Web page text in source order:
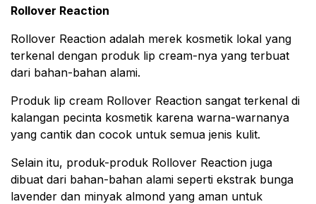
Rollover Reaction
Rollover Reaction adalah merek kosmetik lokal yang
terkenal dengan produk lip cream-nya yang terbuat
dari bahan-bahan alami.
Produk lip cream Rollover Reaction sangat terkenal di
kalangan pecinta kosmetik karena warna-warnanya
yang cantik dan cocok untuk semua jenis kulit.
Selain itu, produk-produk Rollover Reaction juga
dibuat dari bahan-bahan alami seperti ekstrak bunga
lavender dan minyak almond yang aman untuk